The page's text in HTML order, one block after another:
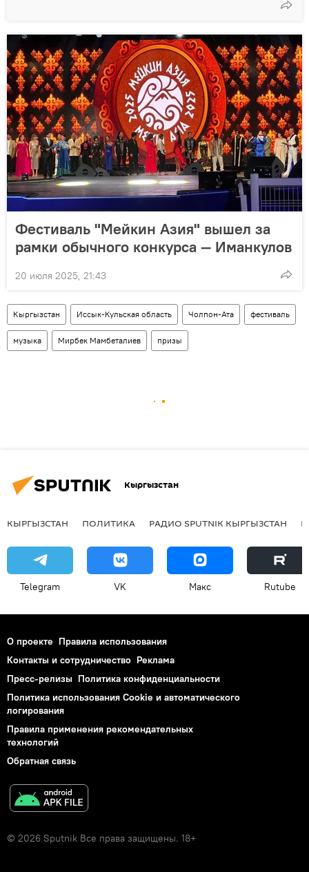
Фестиваль "Мейкин Азия" вышел за
рамки обычного конкурса — Иманкулов
20 июля 2025, 21:43
Кыргызстан Иссык-Кульская область Чолпон-Ата фестиваль
музыка Мирбек Мамбеталиев призы
Кыргызстан
КЫРГЫЗСТАН ПОЛИТИКА РАДИО SPUTNIK КЫРГЫЗСТАН
Telegram VK Макс Rutube
О проекте Правила использования
Контакты и сотрудничество Реклама
Пресс-релизы Политика конфиденциальности
Политика использования Cookie и автоматического
логирования
Правила применения рекомендательных
технологий
Обратная связь
© 2026 Sputnik Все права защищены. 18+